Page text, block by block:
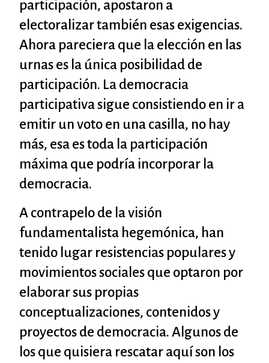
participación, apostaron a
electoralizar también esas exigencias.
Ahora pareciera que la elección en las
urnas es la única posibilidad de
participación. La democracia
participativa sigue consistiendo en ir a
emitir un voto en una casilla, no hay
más, esa es toda la participación
máxima que podría incorporar la
democracia.
A contrapelo de la visión
fundamentalista hegemónica, han
tenido lugar resistencias populares y
movimientos sociales que optaron por
elaborar sus propias
conceptualizaciones, contenidos y
proyectos de democracia. Algunos de
los que quisiera rescatar aquí son los